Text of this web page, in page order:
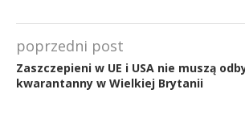
poprzedni post
Zaszczepieni w UE i USA nie muszą
kwarantanny w Wielkiej Brytanii